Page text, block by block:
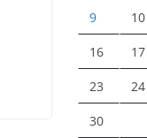
9 10
16 17
23 24
30